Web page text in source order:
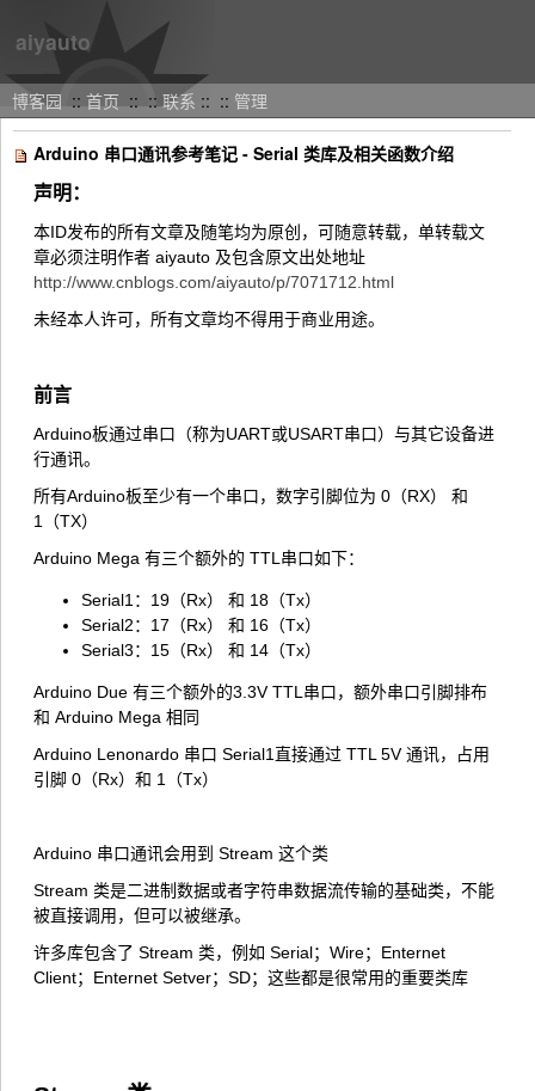
aiyauto
博客园 :: 首页 :: ::联系 :: :: 管理
Arduino 串口通讯参考笔记 - Serial 类库及相关函数介绍
声明：
本ID发布的所有文章及随笔均为原创，可随意转载，单转载文
章必须注明作者 aiyauto 及包含原文出处地址
http://www.cnblogs.com/aiyauto/p/7071712.html
未经本人许可，所有文章均不得用于商业用途。
前言
Arduino板通过串口（称为UART或USART串口）与其它设备进
行通讯。
所有Arduino板至少有一个串口，数字引脚位为 0（RX） 和
1（TX）
Arduino Mega 有三个额外的 TTL串口如下：
Serial1：19（Rx） 和 18（Tx）
Serial2：17（Rx） 和 16（Tx）
Serial3：15（Rx） 和 14（Tx）
Arduino Due 有三个额外的3.3V TTL串口，额外串口引脚排布
和 Arduino Mega 相同
Arduino Lenonardo 串口 Serial1直接通过 TTL 5V 通讯，占用
引脚 0（Rx）和 1（Tx）
Arduino 串口通讯会用到 Stream 这个类
Stream 类是二进制数据或者字符串数据流传输的基础类，不能
被直接调用，但可以被继承。
许多库包含了 Stream 类，例如 Serial；Wire；Enternet
Client；Enternet Setver；SD；这些都是很常用的重要类库